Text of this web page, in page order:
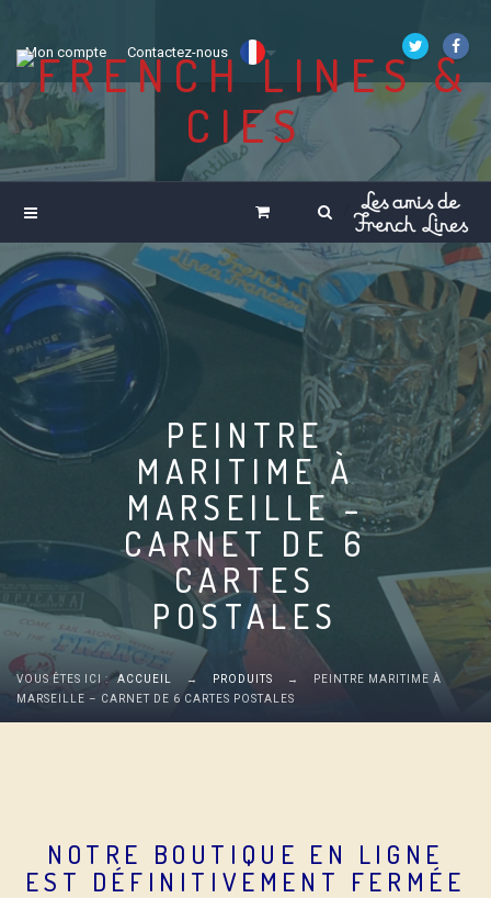
Mon compte Contactez-nous
PEINTRE
MARITIME À
MARSEILLE –
CARNET DE 6
CARTES
POSTALES
VOUS ÊTES ICI : ACCUEIL → PRODUITS →
PEINTRE MARITIME À
MARSEILLE – CARNET DE 6 CARTES POSTALES
NOTRE BOUTIQUE EN LIGNE
EST DÉFINITIVEMENT FERMÉE